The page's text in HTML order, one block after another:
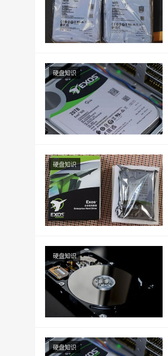
硬盘知识
硬盘知识
硬盘知识
硬盘知识